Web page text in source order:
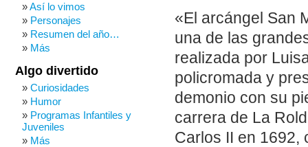
«El arcángel San
una de las
realizada por
policromada y
demonio con su
carrera de La
Carlos II en 1692,
Así lo vimos
Personajes
Resumen del año…
Más
Algo divertido
Curiosidades
Humor
Programas Infantiles y
Juveniles
Más